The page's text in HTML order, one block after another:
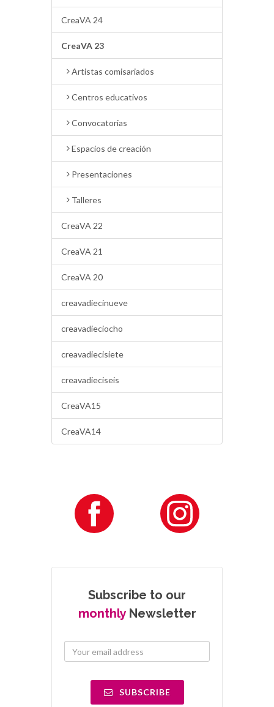
CreaVA 24
CreaVA 23
Artistas comisariados
Centros educativos
Convocatorias
Espacios de creación
Presentaciones
Talleres
CreaVA 22
CreaVA 21
CreaVA 20
creavadiecinueve
creavadieciocho
creavadiecisiete
creavadieciseis
CreaVA15
CreaVA14
Subscribe to our
monthlyNewsletter
SUBSCRIBE